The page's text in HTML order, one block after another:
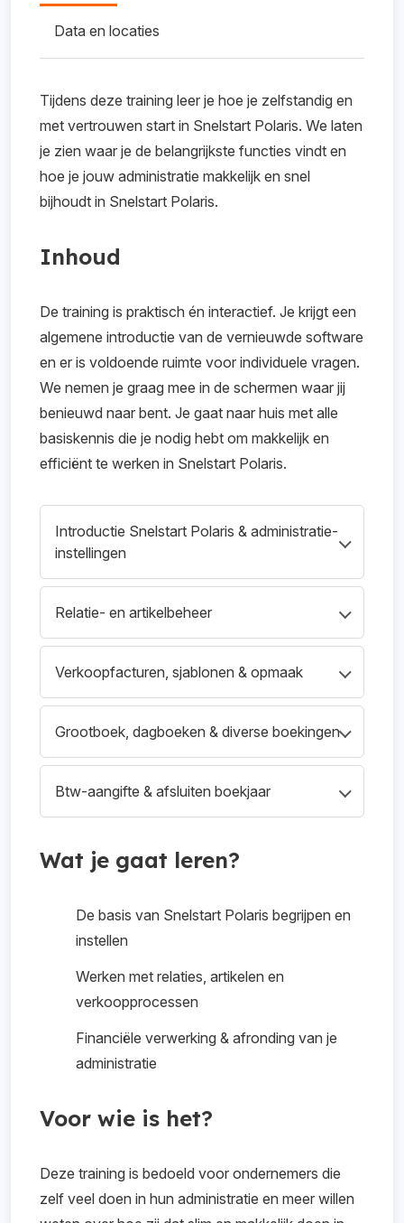
Data en locaties
Tijdens deze training leer je hoe je zelfstandig en
met vertrouwen start in Snelstart Polaris. We laten
je zien waar je de belangrijkste functies vindt en
hoe je jouw administratie makkelijk en snel
bijhoudt in Snelstart Polaris.
Inhoud
De training is praktisch én interactief. Je krijgt een
algemene introductie van de vernieuwde software
en er is voldoende ruimte voor individuele vragen.
We nemen je graag mee in de schermen waar jij
benieuwd naar bent. Je gaat naar huis met alle
basiskennis die je nodig hebt om makkelijk en
efficiënt te werken in Snelstart Polaris.
Introductie Snelstart Polaris & administratie-
instellingen
Basis van het systeem, instellingen en
voorbereidende stappen voor een goed
ingerichte administratie.
Relatie- en artikelbeheer
Klanten, leveranciers en artikelen beheren
voor een soepele verkoop- en
inkoopstroom.
Verkoopfacturen, sjablonen & opmaak
Maken, beheren en vormgeven van facturen
en andere uitgaande documenten.
Grootboek, dagboeken & diverse boekingen
Werken met grootboekrekeningen,
dagboeken en het boeken van inkoop, kas
en bank.
Btw-aangifte & afsluiten boekjaar
afronding van het boekjaar.
Wat je gaat leren?
De basis van Snelstart Polaris begrijpen en
instellen
Werken met relaties, artikelen en
verkoopprocessen
Financiële verwerking & afronding van je
administratie
Voor wie is het?
Deze training is bedoeld voor ondernemers die
zelf veel doen in hun administratie en meer willen